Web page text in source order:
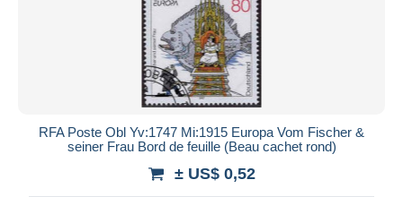
RFA Poste Obl Yv:1747 Mi:1915 Europa Vom Fischer &
seiner Frau Bord de feuille (Beau cachet rond)
± US$ 0,52